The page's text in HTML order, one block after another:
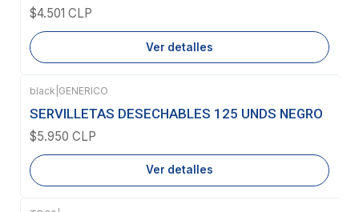
$4.501 CLP
Ver detalles
Agotado
black GENERICO
SERVILLETAS DESECHABLES 125 UNDS NEGRO
$5.950 CLP
Ver detalles